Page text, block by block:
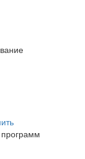
программ